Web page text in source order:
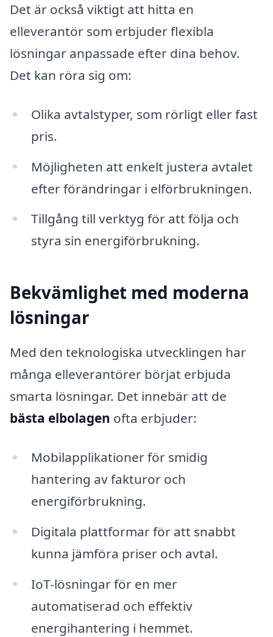
Det är också viktigt att hitta en
elleverantör som erbjuder flexibla
lösningar anpassade efter dina behov.
Det kan röra sig om:
Olika avtalstyper, som rörligt eller fast
pris.
Möjligheten att enkelt justera avtalet
efter förändringar i elförbrukningen.
Tillgång till verktyg för att följa och
styra sin energiförbrukning.
Bekvämlighet med moderna
lösningar
Med den teknologiska utvecklingen har
många elleverantörer börjat erbjuda
smarta lösningar. Det innebär att de
bästa elbolagen ofta erbjuder:
Mobilapplikationer för smidig
hantering av fakturor och
energiförbrukning.
Digitala plattformar för att snabbt
kunna jämföra priser och avtal.
IoT-lösningar för en mer
automatiserad och effektiv
energihantering i hemmet.